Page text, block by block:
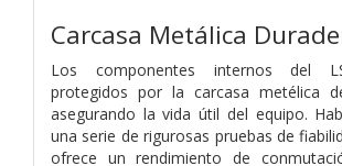
Carcasa Metálica
Los componentes internos del
protegidos por la carcasa metélica
asegurando la vida útil del equipo.
una serie de rigurosas pruebas de
ofrece un rendimiento de